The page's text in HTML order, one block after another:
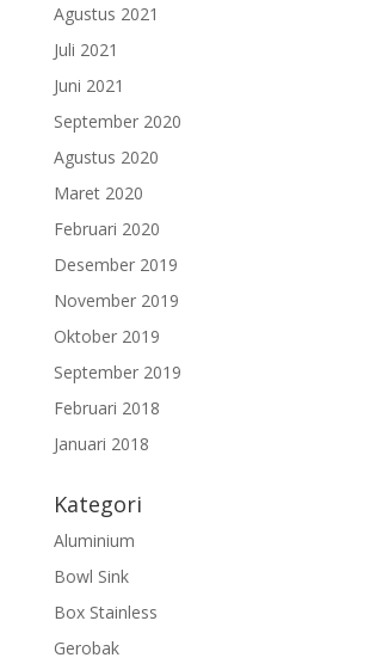
Agustus 2021
Juli 2021
Juni 2021
September 2020
Agustus 2020
Maret 2020
Februari 2020
Desember 2019
November 2019
Oktober 2019
September 2019
Februari 2018
Januari 2018
Kategori
Aluminium
Bowl Sink
Box Stainless
Gerobak